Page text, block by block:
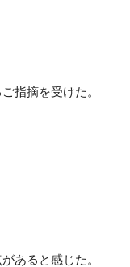
指摘を受けた。
あると感じた。